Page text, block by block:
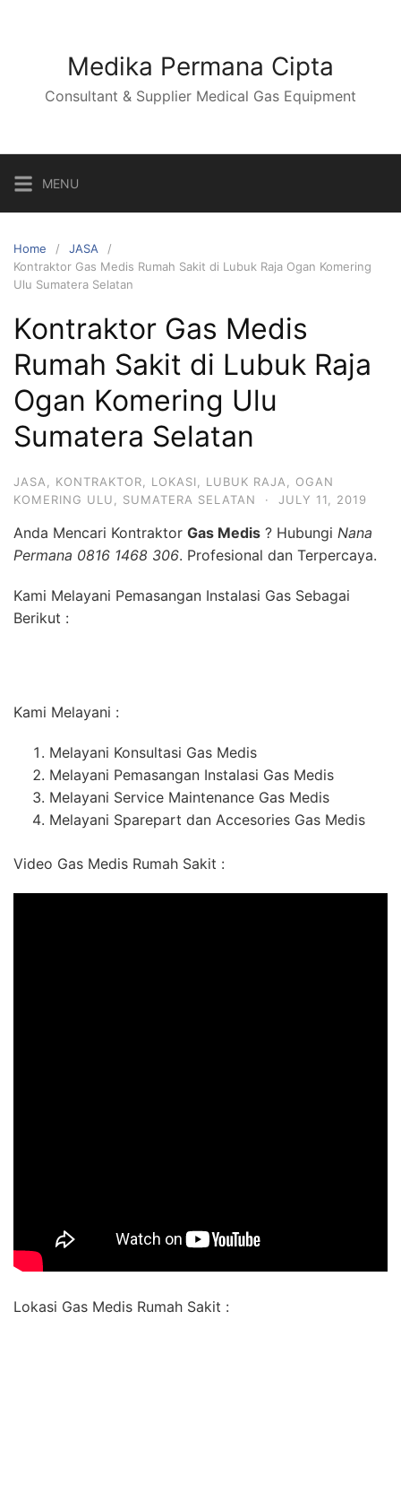
Medika Permana Cipta
Consultant & Supplier Medical Gas Equipment
MENU
Home
JASA
Kontraktor Gas Medis Rumah Sakit di Lubuk Raja Ogan Komering
Ulu Sumatera Selatan
Kontraktor Gas Medis
Rumah Sakit di Lubuk Raja
Ogan Komering Ulu
Sumatera Selatan
JASA KONTRAKTOR LOKASI LUBUK RAJA
OGAN
KOMERING ULU
SUMATERA SELATAN · JULY 11, 2019
Anda Mencari Kontraktor Gas Medis ? Hubungi Nana
Permana 0816 1468 306. Profesional dan Terpercaya.
Kami Melayani Pemasangan Instalasi Gas Sebagai
Berikut :
Kami Melayani :
Melayani Konsultasi Gas Medis
Melayani Pemasangan Instalasi Gas Medis
Melayani Service Maintenance Gas Medis
Melayani Sparepart dan Accesories Gas Medis
Video Gas Medis Rumah Sakit :
Lokasi Gas Medis Rumah Sakit :